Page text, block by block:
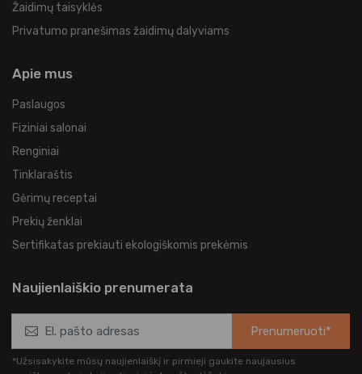
Žaidimų taisyklės
Privatumo pranešimas žaidimų dalyviams
Apie mus
Paslaugos
Fiziniai salonai
Renginiai
Tinklaraštis
Gėrimų receptai
Prekių ženklai
Sertifikatas prekiauti ekologiškomis prekėmis
Naujienlaiškio prenumerata
Prenumeruoti*
*Užsisakykite mūsų naujienlaiškį ir pirmieji gaukite naujausius